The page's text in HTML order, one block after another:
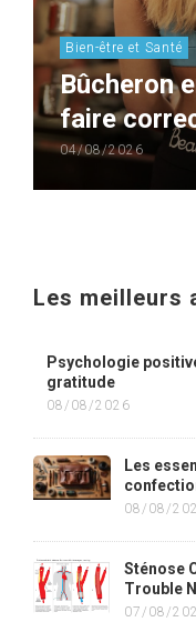
Bien-être et Santé
Bûcheron
faire
04/08/2026
Les meilleurs
Psychologie
gratitude
08/08/2026
Les
08/08/
Sténose
Trouble
07/08/